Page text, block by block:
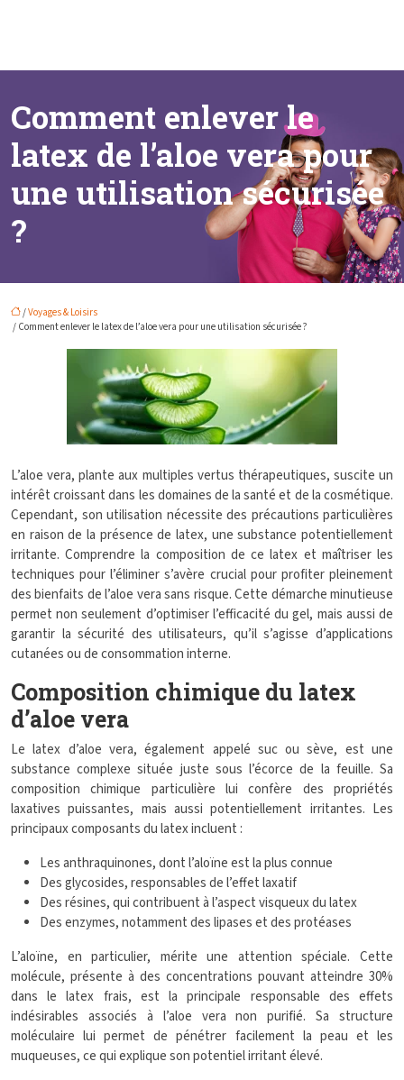
Comment enlever le
latex de l’aloe vera pour
une utilisation sécurisée
?
/Voyages & Loisirs
/ Comment enlever le latex de l’aloe vera pour une utilisation sécurisée ?
L’aloe vera, plante aux multiples vertus thérapeutiques, suscite un
intérêt croissant dans les domaines de la santé et de la cosmétique.
Cependant, son utilisation nécessite des précautions particulières
en raison de la présence de latex, une substance potentiellement
irritante. Comprendre la composition de ce latex et maîtriser les
techniques pour l’éliminer s’avère crucial pour profiter pleinement
des bienfaits de l’aloe vera sans risque. Cette démarche minutieuse
permet non seulement d’optimiser l’efficacité du gel, mais aussi de
garantir la sécurité des utilisateurs, qu’il s’agisse d’applications
cutanées ou de consommation interne.
Composition chimique du latex
d’aloe vera
Le latex d’aloe vera, également appelé suc ou sève, est une
substance complexe située juste sous l’écorce de la feuille. Sa
composition chimique particulière lui confère des propriétés
laxatives puissantes, mais aussi potentiellement irritantes. Les
principaux composants du latex incluent :
Les anthraquinones, dont l’aloïne est la plus connue
Des glycosides, responsables de l’effet laxatif
Des résines, qui contribuent à l’aspect visqueux du latex
Des enzymes, notamment des lipases et des protéases
L’aloïne, en particulier, mérite une attention spéciale. Cette
molécule, présente à des concentrations pouvant atteindre 30%
dans le latex frais, est la principale responsable des effets
indésirables associés à l’aloe vera non purifié. Sa structure
moléculaire lui permet de pénétrer facilement la peau et les
muqueuses, ce qui explique son potentiel irritant élevé.